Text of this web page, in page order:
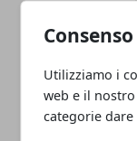
Utilizziamo i
web e il
categorie
Complicato
25/09/2024